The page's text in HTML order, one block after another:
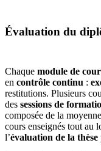
Évaluation du
Chaque module de
en contrôle continu :
restitutions. Plusieurs
des sessions de
composée de la
cours enseignés tout au
l’évaluation de la